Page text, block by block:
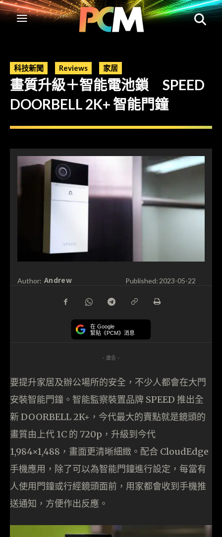
科技新聞 Reviews 家居
畫質升級＋智能電池鎖 SPEED
DOORBELL 2K+ 智能門鐘
Author: Andrew Published: 2023-05-22
在 Google
緊貼《PCM》消息
- 廣告 -
要提升家居及辦公場所的安全，不少人都會在大門
安裝智能門鐘。智能監察裝置品牌 SPEED 推出全
新 DOORBELL 2K+，今代最大的賣點就是鏡頭的
畫質由上代 1C 的 720p，升級到今代
1,984×1,488，畫面更清晰細緻。配合 CloudEdge
手機應用，除了可以為智能門鐘進行設定，每當有
人使用門鐘或行經鏡頭面前，用家都會收到手機推
送通知，方便作出反應。